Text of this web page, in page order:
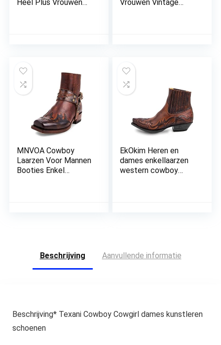
Heel Plus Vrouwen
Vrouwen Vintage
MNVOA Cowboy
Laarzen Voor Mannen
Booties Enkel
EkOkim Heren en
dames enkellaarzen
western cowboy
Beschrijving Aanvullende informatie
Beschrijving* Texani Cowboy Cowgirl dames kunstleren
schoenen